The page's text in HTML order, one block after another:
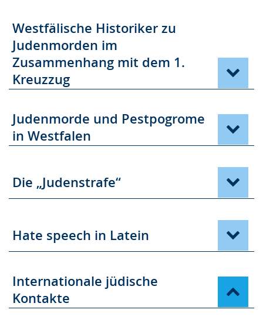
Westfälische Historiker zu
Judenmorden im
Zusammenhang mit dem 1.
Kreuzzug
Judenmorde und Pestpogrome
in Westfalen
Die „Judenstrafe“
Hate speech in Latein
Internationale jüdische
Kontakte